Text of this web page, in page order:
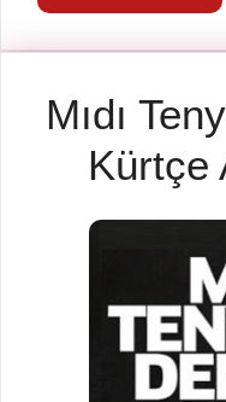
Mıdı
Kürtçe